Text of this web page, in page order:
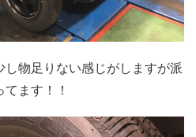
し物足りない感じがしますが派
ます！！